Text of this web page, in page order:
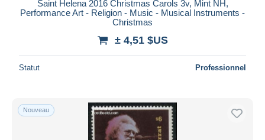
Saint Helena 2016 Christmas Carols 3v, Mint NH,
Performance Art - Religion - Music - Musical Instruments -
Christmas
± 4,51 $US
Statut Professionnel
Nouveau